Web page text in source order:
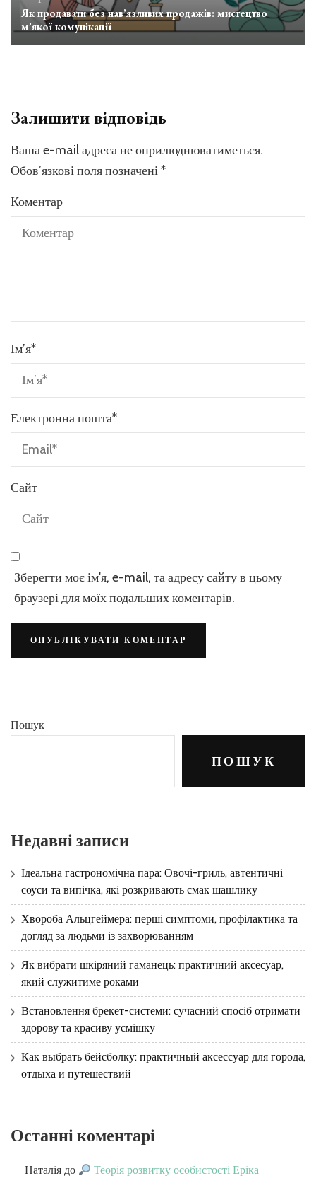
Як продавати без нав’язливих продажів: мистецтво
м’якої комунікації
Залишити відповідь
Ваша e-mail адреса не оприлюднюватиметься.
Обов’язкові поля позначені*
Коментар
Ім’я*
Електронна пошта*
Сайт
Зберегти моє ім'я, e-mail, та адресу сайту в цьому
браузері для моїх подальших коментарів.
Пошук
ПОШУК
Недавні записи
Ідеальна гастрономічна пара: Овочі-гриль, автентичні
соуси та випічка, які розкривають смак шашлику
Хвороба Альцгеймера: перші симптоми, профілактика та
догляд за людьми із захворюванням
Як вибрати шкіряний гаманець: практичний аксесуар,
який служитиме роками
Встановлення брекет-системи: сучасний спосіб отримати
здорову та красиву усмішку
Как выбрать бейсболку: практичный аксессуар для города,
отдыха и путешествий
Останні коментарі
Наталія до
Теорія розвитку особистості Еріка